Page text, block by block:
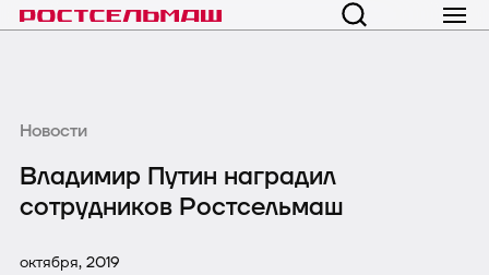
Новости
Владимир Путин наградил
сотрудников Ростсельмаш
октября, 2019